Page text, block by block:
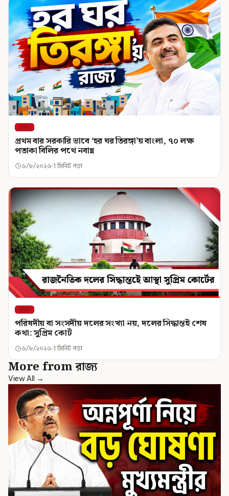
রাজ্য
প্রথম বার সরকারি ভাবে ‘হর ঘর তিরঙ্গা’য় বাংলা, ৭০ লক্ষ
পতাকা বিলির পথে নবান্ন
৬/৮/২০২৬ 1 মিনিট পড়া
রাজ্য
পরিষদীয় বা সংসদীয় দলের সংখ্যা নয়, দলের সিদ্ধান্তই শেষ
কথা: সুপ্রিম কোর্ট
৬/৮/২০২৬ 1 মিনিট পড়া
More from রাজ্য
View All →